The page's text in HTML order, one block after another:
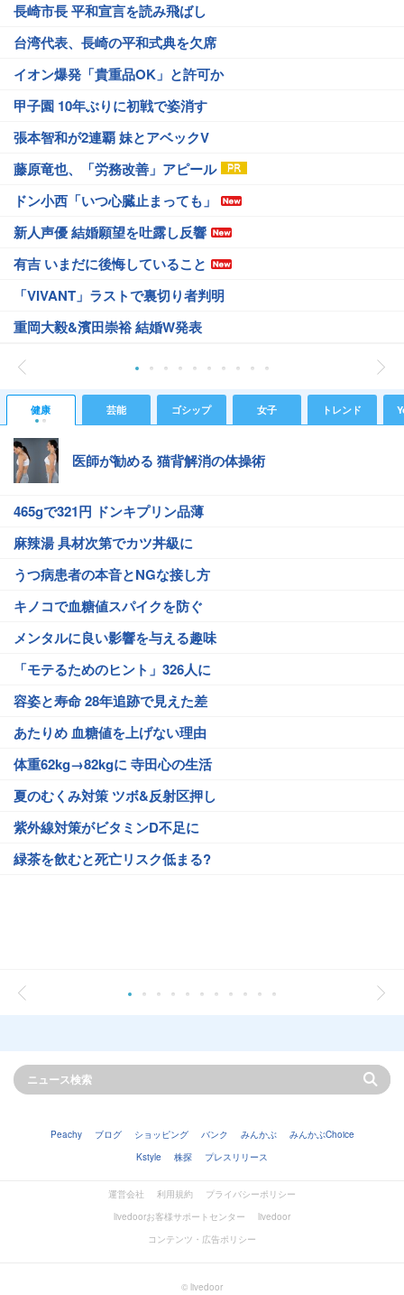
長崎市長 平和宣言を読み飛ばし
台湾代表、長崎の平和式典を欠席
イオン爆発「貴重品OK」と許可か
甲子園 10年ぶりに初戦で姿消す
張本智和が2連覇 妹とアベックV
藤原竜也、「労務改善」アピール
ドン小西「いつ心臓止まっても」
新人声優 結婚願望を吐露し反響
有吉 いまだに後悔していること
「VIVANT」ラストで裏切り者判明
重岡大毅&濱田崇裕 結婚W発表
健康 芸能 ゴシップ 女子 トレンド
医師が勧める 猫背解消の体操術
465gで321円 ドンキプリン品薄
麻辣湯 具材次第でカツ丼級に
うつ病患者の本音とNGな接し方
キノコで血糖値スパイクを防ぐ
メンタルに良い影響を与える趣味
「モテるためのヒント」326人に
容姿と寿命 28年追跡で見えた差
あたりめ 血糖値を上げない理由
体重62kg→82kgに 寺田心の生活
夏のむくみ対策 ツボ&反射区押し
紫外線対策がビタミンD不足に
緑茶を飲むと死亡リスク低まる?
Peachy ブログ ショッピング バンク みんかぶ
みんかぶChoice
Kstyle
株探 プレスリリース
運営会社 利用規約
プライバシーポリシー
livedoorお客様サポートセンター
livedoor
コンテンツ・広告ポリシー
© livedoor